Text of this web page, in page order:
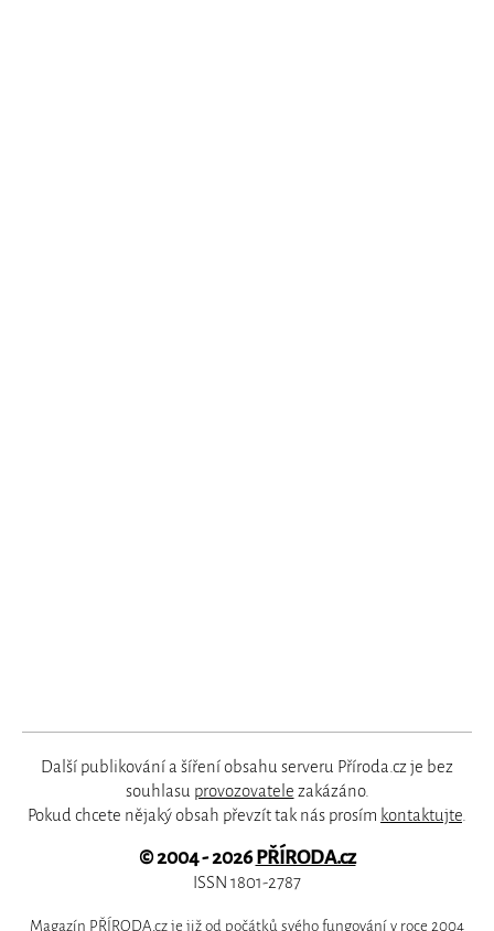
Další publikování a šíření obsahu serveru Příroda.cz je bez
souhlasu provozovatele zakázáno.
Pokud chcete nějaký obsah převzít tak nás prosím kontaktujte.
© 2004 - 2026PŘÍRODA.cz
ISSN 1801-2787
Magazín PŘÍRODA.cz je již od počátků svého fungování v roce 2004